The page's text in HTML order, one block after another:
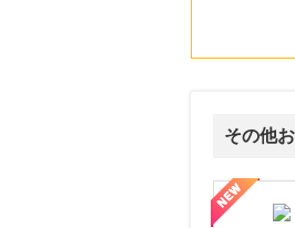
その他
【ロデオドライブ】創業70年の信頼